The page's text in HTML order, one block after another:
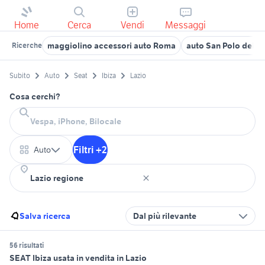
Home Cerca Vendi Messaggi
Ricerche maggiolino accessori auto Roma auto San Polo dei
Subito Auto Seat Ibiza Lazio
Cosa cerchi?
Auto Filtri +2
Salva ricerca Dal più rilevante
56 risultati
SEAT Ibiza usata in vendita in Lazio